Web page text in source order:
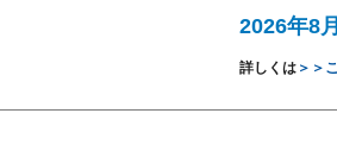
2026年8
詳しくは＞＞